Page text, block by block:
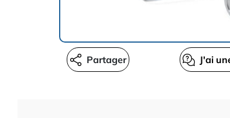
J'ai
Partager